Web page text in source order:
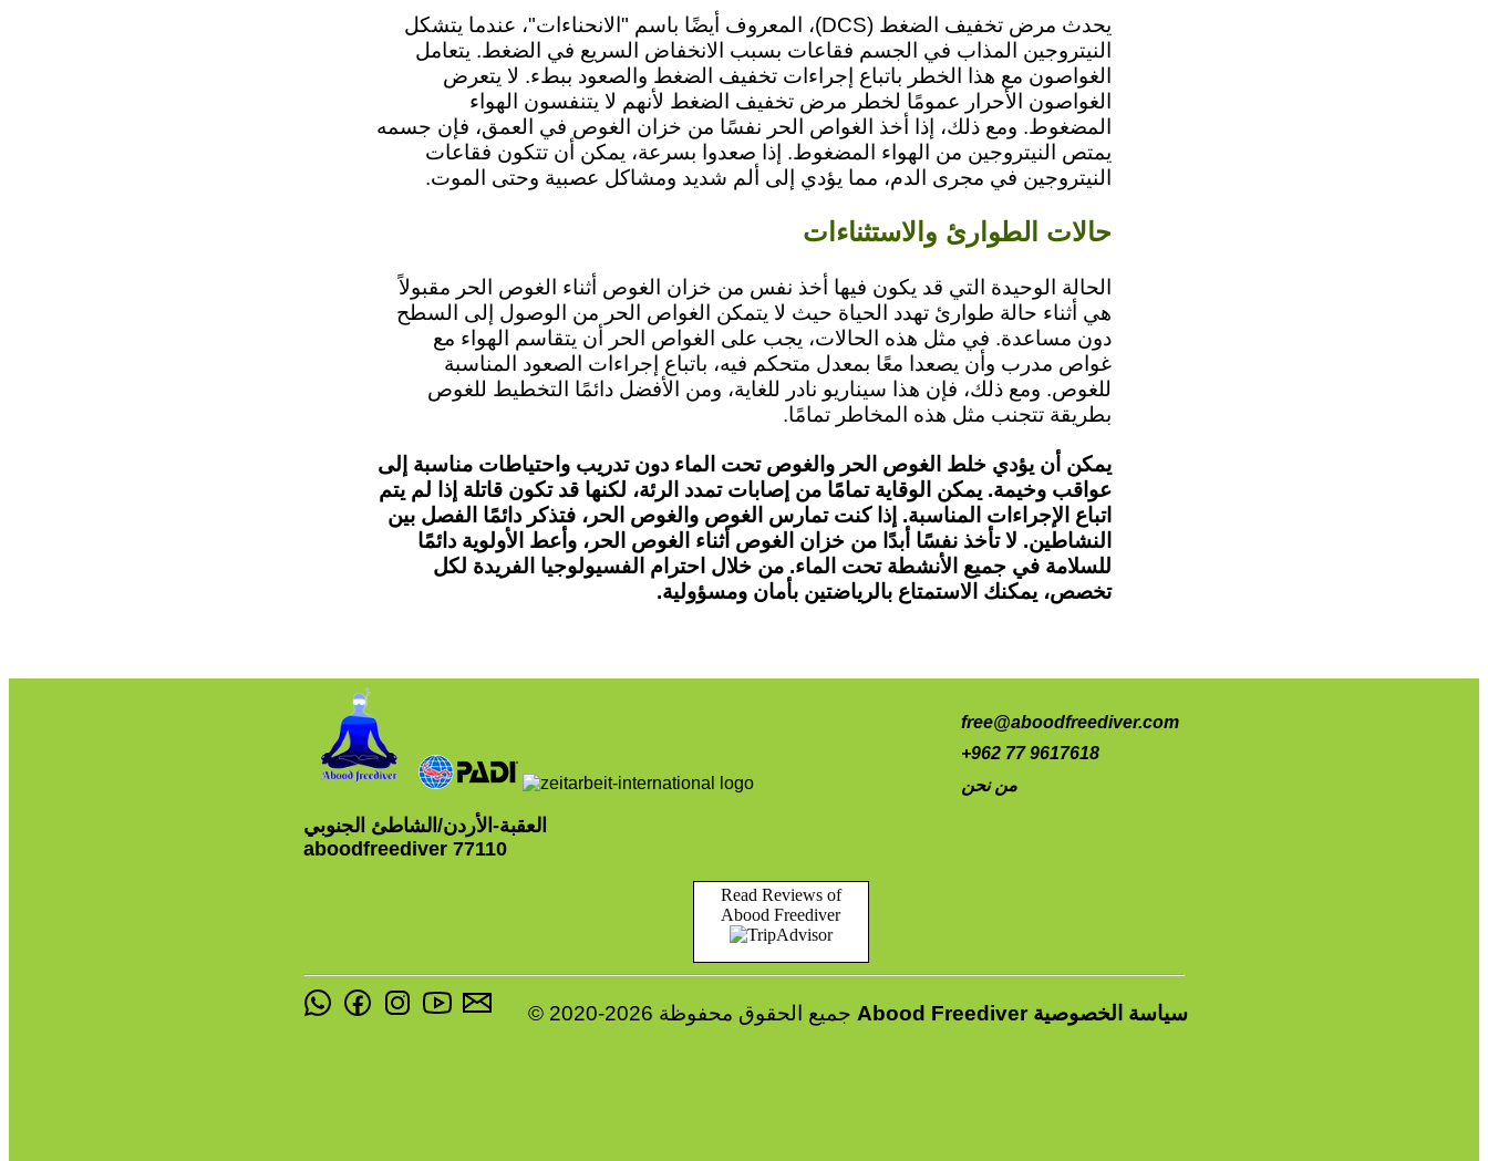
يحدث مرض تخفيف الضغط (DCS)، المعروف أيضًا باسم "الانحناءات"، عندما يتشكل
النيتروجين المذاب في الجسم فقاعات بسبب الانخفاض السريع في الضغط. يتعامل
الغواصون مع هذا الخطر باتباع إجراءات تخفيف الضغط والصعود ببطء. لا يتعرض
الغواصون الأحرار عمومًا لخطر مرض تخفيف الضغط لأنهم لا يتنفسون الهواء
المضغوط. ومع ذلك، إذا أخذ الغواص الحر نفسًا من خزان الغوص في العمق، فإن جسمه
يمتص النيتروجين من الهواء المضغوط. إذا صعدوا بسرعة، يمكن أن تتكون فقاعات
النيتروجين في مجرى الدم، مما يؤدي إلى ألم شديد ومشاكل عصبية وحتى الموت.
حالات الطوارئ والاستثناءات
الحالة الوحيدة التي قد يكون فيها أخذ نفس من خزان الغوص أثناء الغوص الحر مقبولاً
هي أثناء حالة طوارئ تهدد الحياة حيث لا يتمكن الغواص الحر من الوصول إلى السطح
دون مساعدة. في مثل هذه الحالات، يجب على الغواص الحر أن يتقاسم الهواء مع
غواص مدرب وأن يصعدا معًا بمعدل متحكم فيه، باتباع إجراءات الصعود المناسبة
للغوص. ومع ذلك، فإن هذا سيناريو نادر للغاية، ومن الأفضل دائمًا التخطيط للغوص
بطريقة تتجنب مثل هذه المخاطر تمامًا.
يمكن أن يؤدي خلط الغوص الحر والغوص تحت الماء دون تدريب واحتياطات مناسبة إلى
عواقب وخيمة. يمكن الوقاية تمامًا من إصابات تمدد الرئة، لكنها قد تكون قاتلة إذا لم يتم
اتباع الإجراءات المناسبة. إذا كنت تمارس الغوص والغوص الحر، فتذكر دائمًا الفصل بين
النشاطين. لا تأخذ نفسًا أبدًا من خزان الغوص أثناء الغوص الحر، وأعط الأولوية دائمًا
للسلامة في جميع الأنشطة تحت الماء. من خلال احترام الفسيولوجيا الفريدة لكل
تخصص، يمكنك الاستمتاع بالرياضتين بأمان ومسؤولية.
free@aboodfreediver.com
+962 77 9617618
من نحن
العقبة-الأردن/الشاطئ الجنوبي
aboodfreediver 77110
Read Reviews of
Abood Freediver
© 2020-2026 جميع الحقوق محفوظةAbood Freediver سياسة الخصوصية